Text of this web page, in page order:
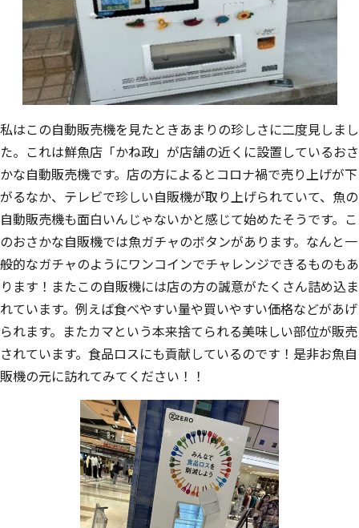
私はこの自動販売機を見たときあまりの珍しさに二度見しまし
た。これは鮮魚店「かね政」が店舗の近くに設置しているおさ
かな自動販売機です。店の方によるとコロナ禍で売り上げが下
がるなか、テレビで珍しい自販機が取り上げられていて、魚の
自動販売機も面白いんじゃないかと感じて始めたそうです。こ
のおさかな自販機では魚ガチャのボタンがあります。なんと一
般的なガチャのようにワンコインでチャレンジできるものもあ
ります！またこの自販機には店の方の誠意がたくさん詰め込ま
れています。例えば食べやすい量や買いやすい価格などがあげ
られます。またカマという本来捨てられる美味しい部位が販売
されています。食品ロスにも貢献しているのです！是非お魚自
販機の元に訪れてみてください！！